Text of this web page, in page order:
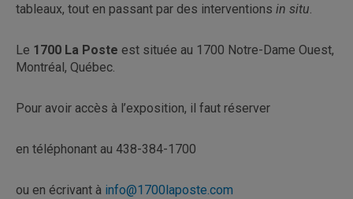
tableaux, tout en passant par des interventions in situ
Le 1700 La Poste est située au 1700 Notre-Dame Ouest,
Montréal, Québec.
Pour avoir accès à l’exposition, il faut réserver
en téléphonant au 438-384-1700
ou en écrivant à info@1700laposte.com